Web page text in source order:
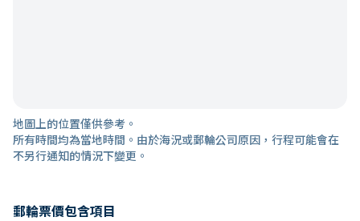
地圖上的位置僅供參考。
所有時間均為當地時間。由於海況或郵輪公司原因，行程可能會在
不另行通知的情況下變更。
郵輪票價包含項目